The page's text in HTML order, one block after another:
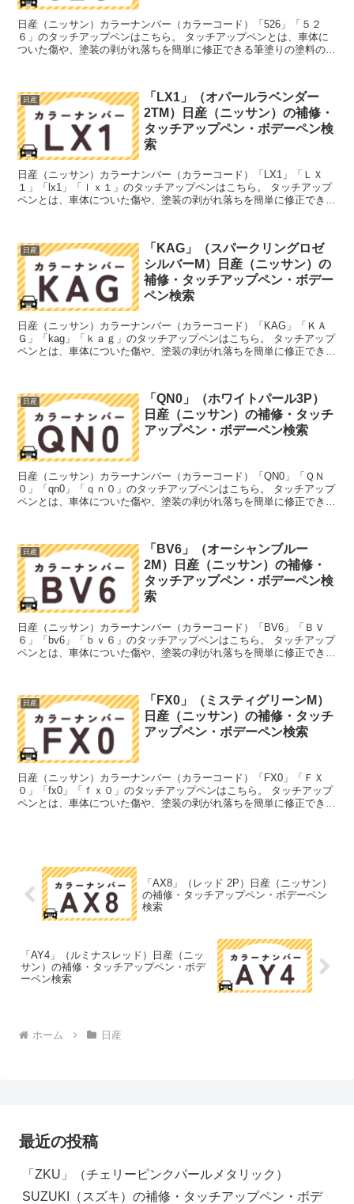
日産（ニッサン）カラーナンバー（カラーコード）「526」「５２
６」のタッチアップペンはこちら。 タッチアップペンとは、車体に
ついた傷や、塗装の剥がれ落ちを簡単に修正できる筆塗りの塗料のこ
日産
「LX1」（オパールラベンダー
2TM）日産（ニッサン）の補修・
タッチアップペン・ボデーペン検
索
日産（ニッサン）カラーナンバー（カラーコード）「LX1」「ＬＸ
１」「lx1」「ｌｘ１」のタッチアップペンはこちら。 タッチアップ
ペンとは、車体についた傷や、塗装の剥がれ落ちを簡単に修正できる
日産
「KAG」（スパークリングロゼ
シルバーM）日産（ニッサン）の
補修・タッチアップペン・ボデー
ペン検索
日産（ニッサン）カラーナンバー（カラーコード）「KAG」「ＫＡ
Ｇ」「kag」「ｋａｇ」のタッチアップペンはこちら。 タッチアップ
ペンとは、車体についた傷や、塗装の剥がれ落ちを簡単に修正できる
日産
「QN0」（ホワイトパール3P）
日産（ニッサン）の補修・タッチ
アップペン・ボデーペン検索
日産（ニッサン）カラーナンバー（カラーコード）「QN0」「ＱＮ
０」「qn0」「ｑｎ０」のタッチアップペンはこちら。 タッチアップ
ペンとは、車体についた傷や、塗装の剥がれ落ちを簡単に修正できる
日産
「BV6」（オーシャンブルー
2M）日産（ニッサン）の補修・
タッチアップペン・ボデーペン検
索
日産（ニッサン）カラーナンバー（カラーコード）「BV6」「ＢＶ
６」「bv6」「ｂｖ６」のタッチアップペンはこちら。 タッチアップ
ペンとは、車体についた傷や、塗装の剥がれ落ちを簡単に修正できる
日産
「FX0」（ミスティグリーンM）
日産（ニッサン）の補修・タッチ
アップペン・ボデーペン検索
日産（ニッサン）カラーナンバー（カラーコード）「FX0」「ＦＸ
０」「fx0」「ｆｘ０」のタッチアップペンはこちら。 タッチアップ
ペンとは、車体についた傷や、塗装の剥がれ落ちを簡単に修正できる
「AX8」（レッド 2P）日産（ニッサン）
の補修・タッチアップペン・ボデーペン
検索
「AY4」（ルミナスレッド）日産（ニッ
サン）の補修・タッチアップペン・ボデ
ーペン検索
ホーム 日産
最近の投稿
「ZKU」（チェリーピンクパールメタリック）
SUZUKI（スズキ）の補修・タッチアップペン・ボデ